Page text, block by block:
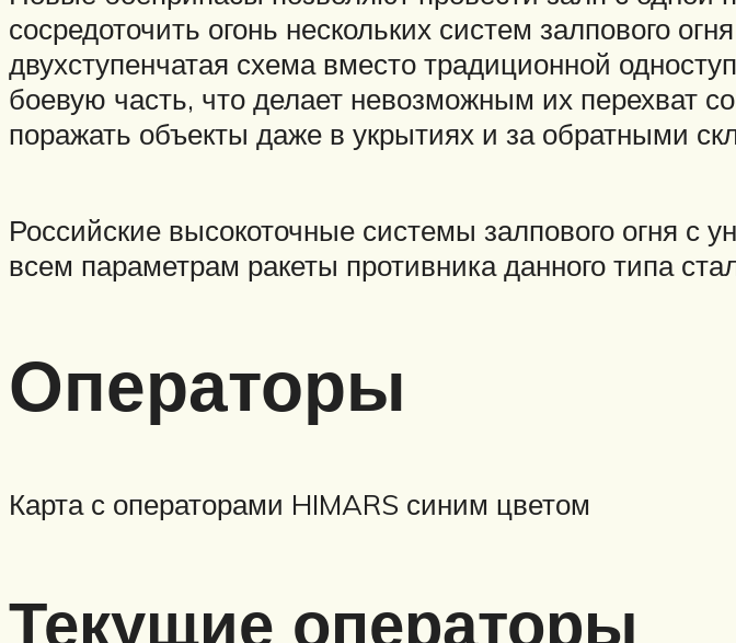
сосредоточить огонь нескольких систем залпового
двухступенчатая схема вместо традиционной
боевую часть, что делает невозможным их перехват
поражать объекты даже в укрытиях и за обратными
Российские высокоточные системы залпового огня с
всем параметрам ракеты противника данного типа
Операторы
Карта с операторами HIMARS синим цветом
Текущие операторы